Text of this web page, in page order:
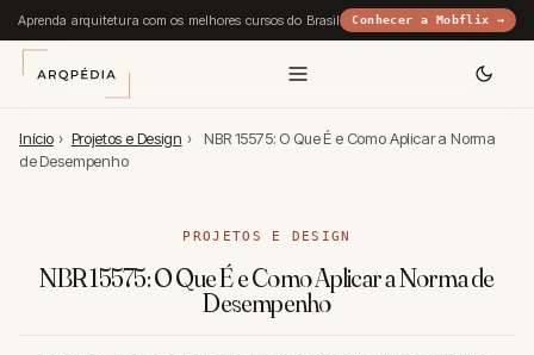
Aprenda arquitetura com os melhores cursos do Brasil Conhecer a Mobflix →
Início › Projetos e Design ›
NBR 15575: O Que É e Como Aplicar a Norma
de Desempenho
PROJETOS E DESIGN
NBR 15575: O Que É e Como Aplicar a Norma de
Desempenho